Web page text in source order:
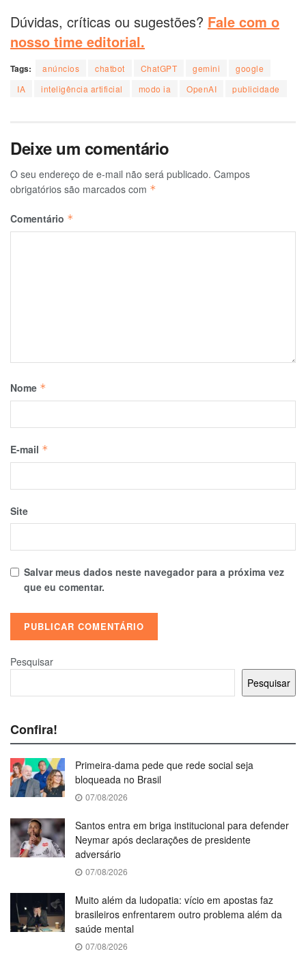
Dúvidas, críticas ou sugestões? Fale com o
nosso time editorial.
Tags: anúncios chatbot ChatGPT gemini
google
IA
inteligência artificial modo ia OpenAI publicidade
Deixe um comentário
O seu endereço de e-mail não será publicado. Campos
obrigatórios são marcados com *
Comentário *
Nome *
E-mail *
Site
Salvar meus dados neste navegador para a próxima vez
que eu comentar.
Pesquisar
Pesquisar
Confira!
Primeira-dama pede que rede social seja
bloqueada no Brasil
07/08/2026
Santos entra em briga institucional para defender
Neymar após declarações de presidente
adversário
07/08/2026
Muito além da ludopatia: vício em apostas faz
brasileiros enfrentarem outro problema além da
saúde mental
07/08/2026